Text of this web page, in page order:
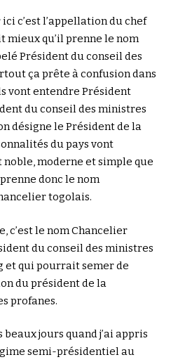
c’est l’appellation du chef
mieux qu’il prenne le nom
Président du conseil des
ça prête à confusion dans
vont entendre Président
du conseil des ministres
désigne le Président de la
du pays vont
noble, moderne et simple que
donc le nom
togolais.
c’est le nom Chancelier
du conseil des ministres
et qui pourrait semer de
du président de la
profanes.
beaux jours quand j’ai appris
semi-présidentiel au